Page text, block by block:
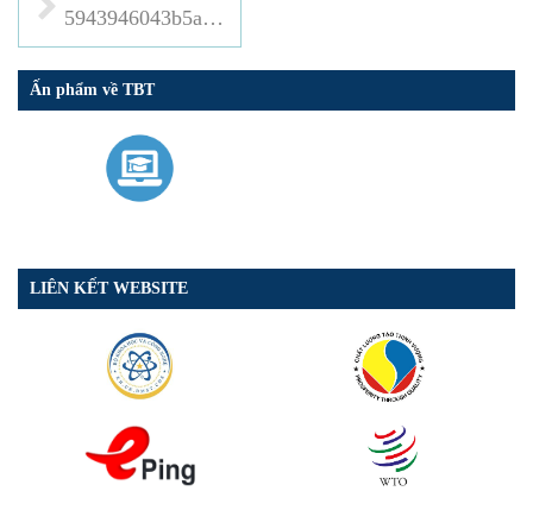
5943946043b5a5ebfca4
Ấn phẩm về TBT
LIÊN KẾT WEBSITE